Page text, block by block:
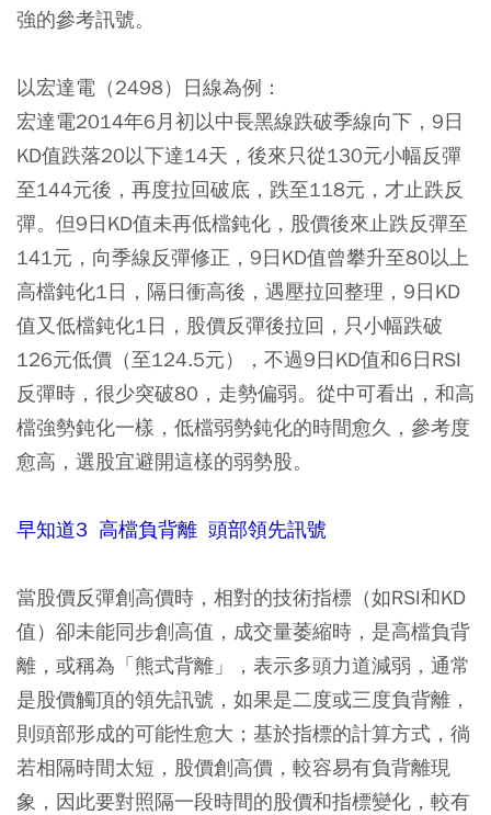
強的參考訊號。
以宏達電（2498）日線為例：
宏達電2014年6月初以中長黑線跌破季線向下，9日
KD值跌落20以下達14天，後來只從130元小幅反彈
至144元後，再度拉回破底，跌至118元，才止跌反
彈。但9日KD值未再低檔鈍化，股價後來止跌反彈至
141元，向季線反彈修正，9日KD值曾攀升至80以上
高檔鈍化1日，隔日衝高後，遇壓拉回整理，9日KD
值又低檔鈍化1日，股價反彈後拉回，只小幅跌破
126元低價（至124.5元），不過9日KD值和6日RSI
反彈時，很少突破80，走勢偏弱。從中可看出，和高
檔強勢鈍化一樣，低檔弱勢鈍化的時間愈久，參考度
愈高，選股宜避開這樣的弱勢股。
早知道3 高檔負背離 頭部領先訊號
當股價反彈創高價時，相對的技術指標（如RSI和KD
值）卻未能同步創高值，成交量萎縮時，是高檔負背
離，或稱為「熊式背離」，表示多頭力道減弱，通常
是股價觸頂的領先訊號，如果是二度或三度負背離，
則頭部形成的可能性愈大；基於指標的計算方式，徜
若相隔時間太短，股價創高價，較容易有負背離現
象，因此要對照隔一段時間的股價和指標變化，較有